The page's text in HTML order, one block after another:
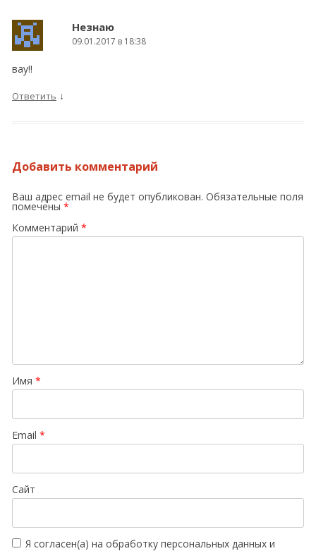
Незнаю
09.01.2017 в 18:38
вау!!
Ответить ↓
Добавить комментарий
Ваш адрес email не будет опубликован. Обязательные поля
помечены *
Комментарий *
Имя *
Email *
Сайт
Я согласен(а) на обработку персональных данных и